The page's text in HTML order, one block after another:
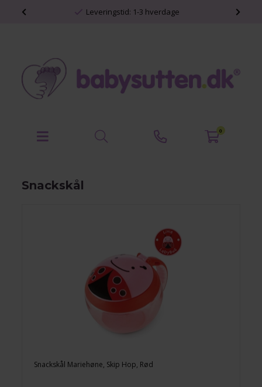
Leveringstid: 1-3 hverdage
0
Snackskål
Snackskål Mariehøne, Skip Hop, Rød